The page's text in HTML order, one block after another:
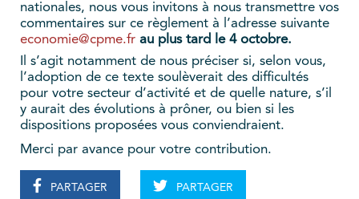
nationales, nous vous invitons à nous transmettre vos
commentaires sur ce règlement à l’adresse suivante
economie@cpme.fr au plus tard le 4 octobre.
Il s’agit notamment de nous préciser si, selon vous,
l’adoption de ce texte soulèverait des difficultés
pour votre secteur d’activité et de quelle nature, s’il
y aurait des évolutions à prôner, ou bien si les
dispositions proposées vous conviendraient.
Merci par avance pour votre contribution.
PARTAGER PARTAGER